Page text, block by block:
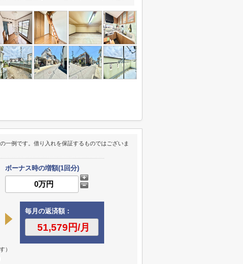
一例です。借り入れを保証するものではございま
ボーナス時の増額(1回分)
毎月の返済額：
）